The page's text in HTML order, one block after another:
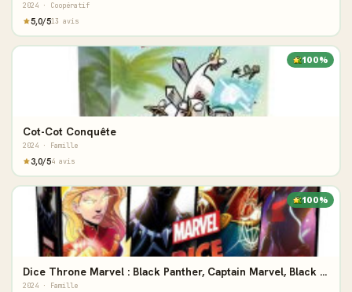
2024 · Coopératif
5,0/513 avis
100%
Cot-Cot Conquête
2024 · Famille
3,0/54 avis
100%
Dice Throne Marvel : Black Panther, Captain Marvel, Black Widow, Dr Strange
2024 · Famille